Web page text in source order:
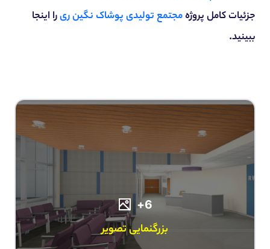
جزئیات کامل پروژه مجتمع تولیدی پوشاک نگین ریرا اینجا
ببینید.
6+
بزرگنمایی تصویر